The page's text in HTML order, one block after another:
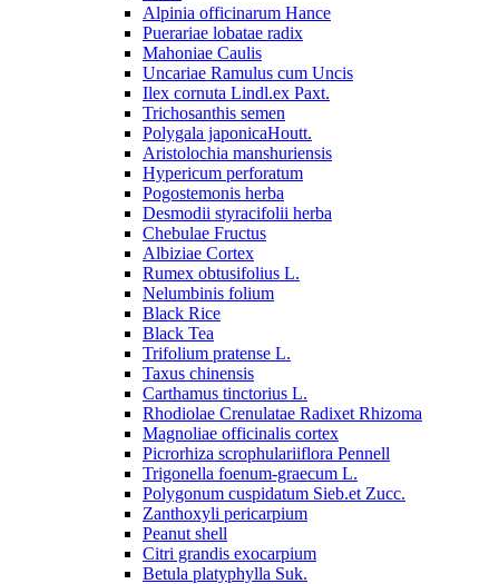
Alpinia officinarum Hance
Puerariae lobatae radix
Mahoniae Caulis
Uncariae Ramulus cum Uncis
Ilex cornuta Lindl.ex Paxt.
Trichosanthis semen
Polygala japonicaHoutt.
Aristolochia manshuriensis
Hypericum perforatum
Pogostemonis herba
Desmodii styracifolii herba
Chebulae Fructus
Albiziae Cortex
Rumex obtusifolius L.
Nelumbinis folium
Black Rice
Black Tea
Trifolium pratense L.
Taxus chinensis
Carthamus tinctorius L.
Rhodiolae Crenulatae Radixet Rhizoma
Magnoliae officinalis cortex
Picrorhiza scrophulariiflora Pennell
Trigonella foenum-graecum L.
Polygonum cuspidatum Sieb.et Zucc.
Zanthoxyli pericarpium
Peanut shell
Citri grandis exocarpium
Betula platyphylla Suk.